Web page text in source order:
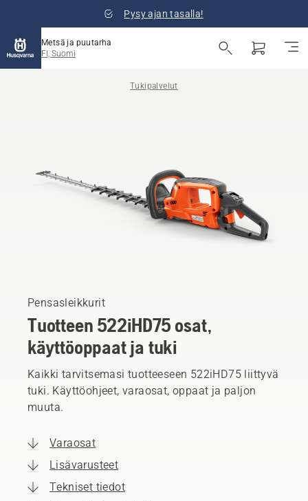
Pysy ajan tasalla!
Metsä ja puutarha
FI, Suomi
Tukipalvelut
Pensasleikkurit
Tuotteen 522iHD75 osat,
käyttöoppaat ja tuki
Kaikki tarvitsemasi tuotteeseen 522iHD75 liittyvä
tuki. Käyttöohjeet, varaosat, oppaat ja paljon
muuta.
Varaosat
Lisävarusteet
Tekniset tiedot